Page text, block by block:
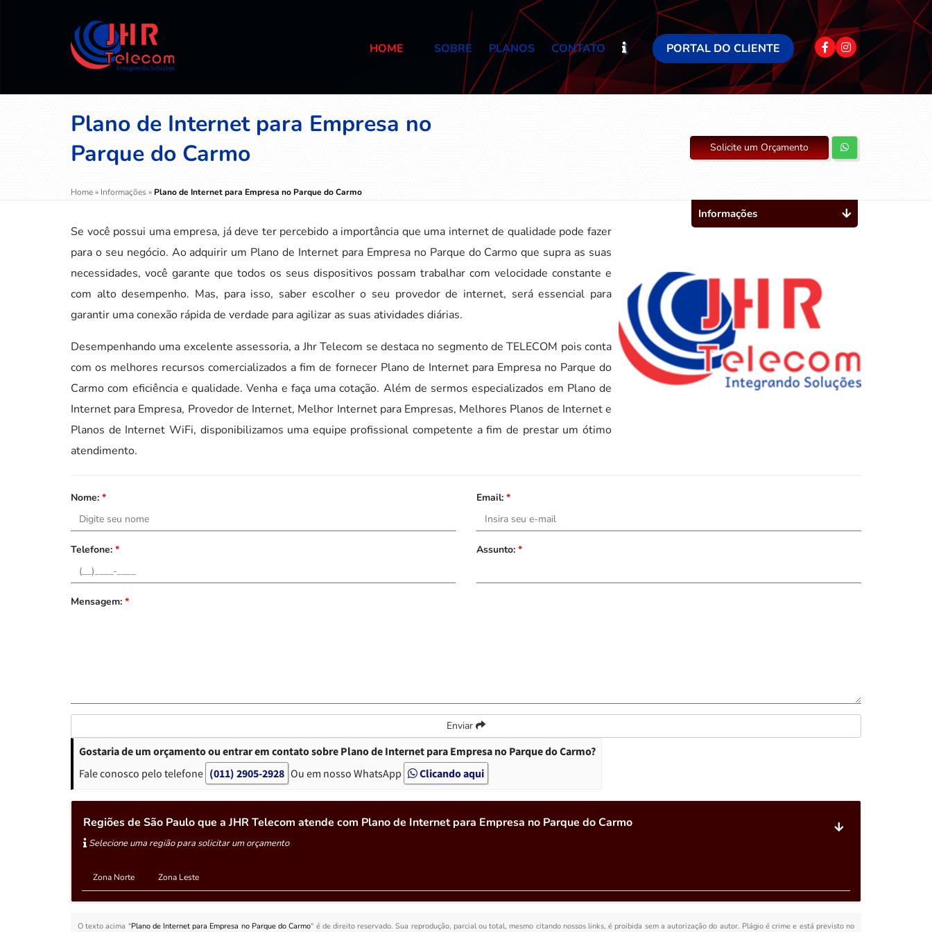
HOME SOBRE PLANOS CONTATO PORTAL DO CLIENTE
Plano de Internet para Empresa no
Parque do Carmo
Home» Informações »Plano de Internet para Empresa no Parque do Carmo
Solicite um Orçamento
Se você possui uma empresa, já deve ter percebido a importância que uma internet de qualidade pode fazer
para o seu negócio. Ao adquirir um Plano de Internet para Empresa no Parque do Carmo que supra as suas
necessidades, você garante que todos os seus dispositivos possam trabalhar com velocidade constante e
com alto desempenho. Mas, para isso, saber escolher o seu provedor de internet, será essencial para
garantir uma conexão rápida de verdade para agilizar as suas atividades diárias.
Desempenhando uma excelente assessoria, a Jhr Telecom se destaca no segmento de TELECOM pois conta
com os melhores recursos comercializados a fim de fornecer Plano de Internet para Empresa no Parque do
Carmo com eficiência e qualidade. Venha e faça uma cotação. Além de sermos especializados em Plano de
Internet para Empresa, Provedor de Internet, Melhor Internet para Empresas, Melhores Planos de Internet e
Planos de Internet WiFi, disponibilizamos uma equipe profissional competente a fim de prestar um ótimo
atendimento.
Nome: * Email: *
Telefone: * Assunto: *
Mensagem: *
Enviar
Gostaria de um orçamento ou entrar em contato sobre Plano de Internet para Empresa no Parque do Carmo?
Fale conosco pelo telefone (011) 2905-2928 Ou em nosso WhatsApp Clicando aqui
Regiões de São Paulo que a JHR Telecom atende com Plano de Internet para Empresa no Parque do Carmo
Selecione uma região para solicitar um orçamento
Zona Norte Zona Leste
O texto acima "Plano de Internet para Empresa no Parque do Carmo" é de direito reservado. Sua reprodução, parcial ou total, mesmo citando nossos links, é proibida sem a autorização do autor. Plágio é crime e está previsto no
Informações